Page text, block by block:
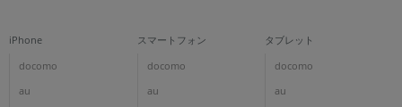
iPhone
docomo
au
スマートフォン
docomo
au
タブレット
docomo
au